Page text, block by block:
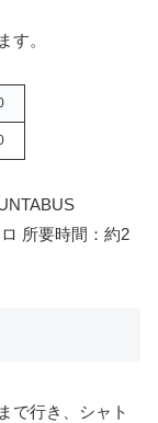
す。
所要時間：約2
で行き、シャト